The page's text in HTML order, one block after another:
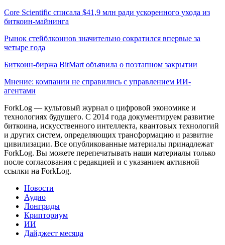
Core Scientific списала $41,9 млн ради ускоренного ухода из
биткоин-майнинга
Рынок стейблкоинов значительно сократился впервые за
четыре года
Биткоин-биржа BitMart объявила о поэтапном закрытии
Мнение: компании не справились с управлением ИИ-
агентами
ForkLog — культовый журнал о цифровой экономике и
технологиях будущего. С 2014 года документируем развитие
биткоина, искусственного интеллекта, квантовых технологий
и других систем, определяющих трансформацию и развитие
цивилизации. Все опубликованные материалы принадлежат
ForkLog. Вы можете перепечатывать наши материалы только
после согласования с редакцией и с указанием активной
ссылки на ForkLog.
Новости
Аудио
Лонгриды
Крипториум
ИИ
Дайджест месяца